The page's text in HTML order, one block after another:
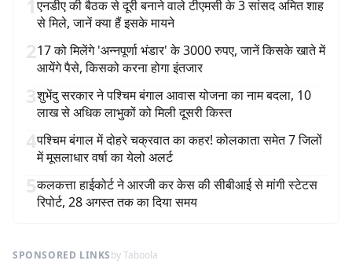
1 एनडीए की बैठक से दूरी बनाने वाले टीएमसी के 3 सांसद अमित शाह
से मिले, जानें क्या हैं इसके मायने
217 को मिलेंगे 'अन्नपूर्णा भंडार' के 3000 रुपए, जानें किसके खाते में
आयेंगे पैसे, किसको करना होगा इंतजार
3शुभेंदु सरकार ने पश्चिम बंगाल आवास योजना का नाम बदला, 10
लाख से अधिक लाभुकों को मिली दूसरी किस्त
4पश्चिम बंगाल में दोहरे चक्रवात का कहर! कोलकाता समेत 7 जिलों
में मूसलाधार वर्षा का येलो अलर्ट
5कलकत्ता हाईकोर्ट ने आरजी कर केस की सीबीआई से मांगी स्टेटस
रिपोर्ट, 28 अगस्त तक का दिया समय
SPONSORED LINKSby Taboola